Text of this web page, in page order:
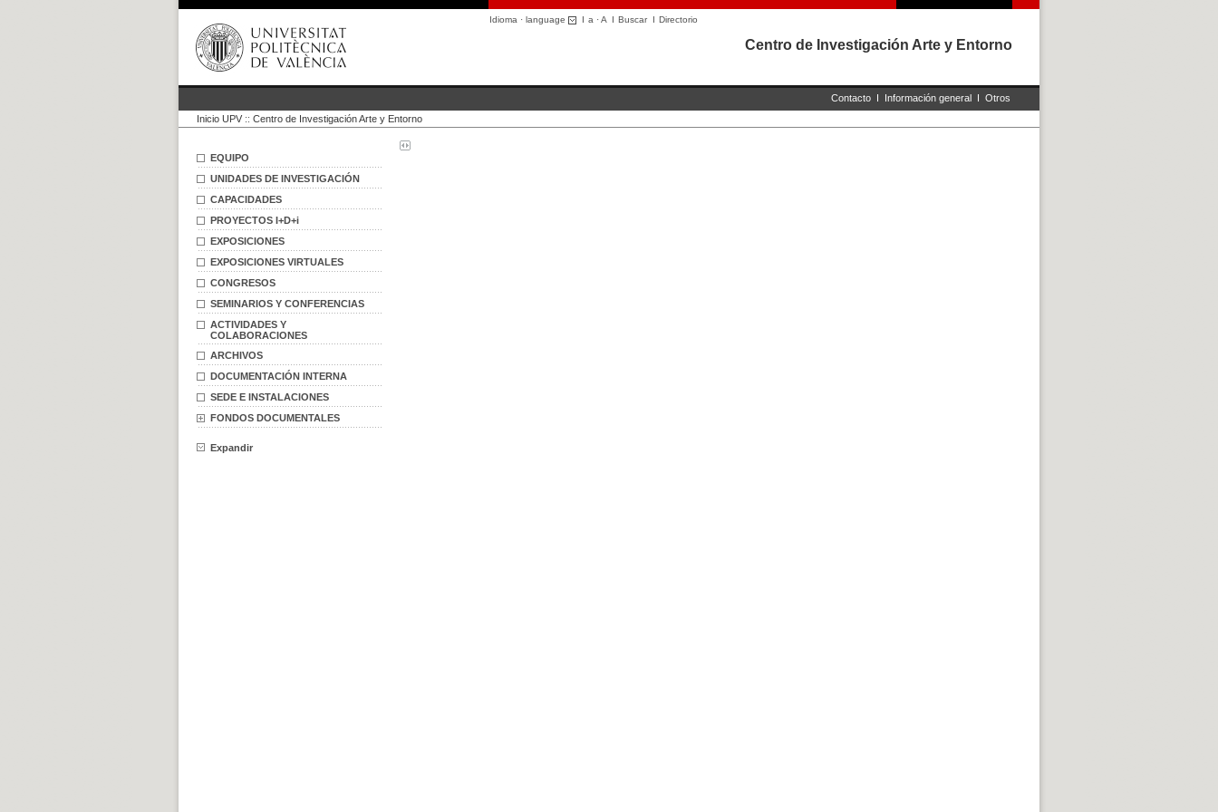
Idioma · language I a ·A I BuscarI Directorio
Centro de Investigación Arte y Entorno
Contacto I Información general I Otros
Inicio UPV :: Centro de Investigación Arte y Entorno
EQUIPO
UNIDADES DE INVESTIGACIÓN
CAPACIDADES
PROYECTOS I+D+i
EXPOSICIONES
EXPOSICIONES VIRTUALES
CONGRESOS
SEMINARIOS Y CONFERENCIAS
ACTIVIDADES Y
COLABORACIONES
ARCHIVOS
DOCUMENTACIÓN INTERNA
SEDE E INSTALACIONES
FONDOS DOCUMENTALES
Expandir